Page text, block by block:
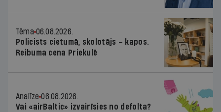
Tēma 06.08.2026.
Policists cietumā, skolotājs – kapos.
Reibuma cena Priekulē
Analīze 06.08.2026.
Vai «airBaltic» izvairīsies no defolta?